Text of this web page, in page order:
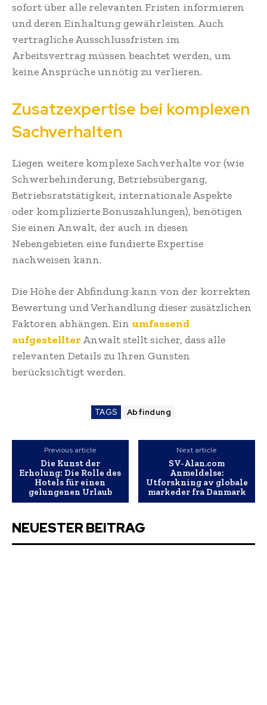
sofort über alle relevanten Fristen informieren
und deren Einhaltung gewährleisten. Auch
vertragliche Ausschlussfristen im
Arbeitsvertrag müssen beachtet werden, um
keine Ansprüche unnötig zu verlieren.
Zusatzexpertise bei komplexen
Sachverhalten
Liegen weitere komplexe Sachverhalte vor (wie
Schwerbehinderung, Betriebsübergang,
Betriebsratstätigkeit, internationale Aspekte
oder komplizierte Bonuszahlungen), benötigen
Sie einen Anwalt, der auch in diesen
Nebengebieten eine fundierte Expertise
nachweisen kann.
Die Höhe der Abfindung kann von der korrekten
Bewertung und Verhandlung dieser zusätzlichen
Faktoren abhängen. Ein umfassend
aufgestellterAnwalt stellt sicher, dass alle
relevanten Details zu Ihren Gunsten
berücksichtigt werden.
TAGS Abfindung
Previous article
Die Kunst der
Erholung: Die Rolle des
Hotels für einen
gelungenen Urlaub
Next article
SV-Alan.com
Anmeldelse:
Utforskning av globale
markeder fra Danmark
NEUESTER BEITRAG